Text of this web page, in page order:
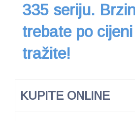
335 seriju.
trebate po
tražite!
KUPITE ONLINE